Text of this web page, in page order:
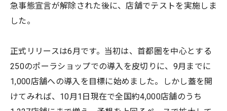
急事態宣言が解除された後に、店舗でテストを実施しま
した。
正式リリースは6月です。当初は、首都圏を中心とする
250のポーラショップでの導入を皮切りに、9月までに
1,000店舗への導入を目標に始めました。しかし蓋を開
けてみれば、10月1日現在で全国約4,000店舗のうち